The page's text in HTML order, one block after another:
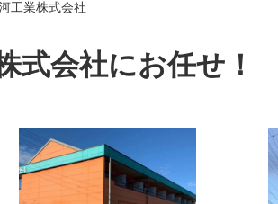
工業株式会社
式会社にお任せ！